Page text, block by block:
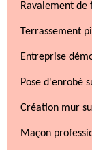
Ravalement de
Terrassement
Entreprise
Pose d'enrobé
Création mur
Maçon